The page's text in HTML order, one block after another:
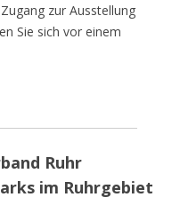
zur Ausstellung
Sie sich vor einem
Ruhr
im Ruhrgebiet